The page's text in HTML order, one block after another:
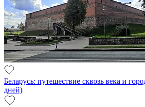
Беларусь: путешествие сквозь века и
дней)